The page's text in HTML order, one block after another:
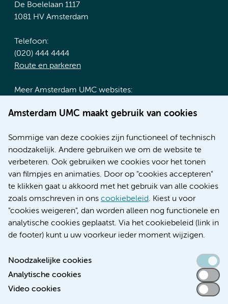
Amsterdam UMC maakt gebruik van cookies
Sommige van deze cookies zijn functioneel of technisch
noodzakelijk. Andere gebruiken we om de website te
verbeteren. Ook gebruiken we cookies voor het tonen
van filmpjes en animaties. Door op "cookies accepteren"
te klikken gaat u akkoord met het gebruik van alle cookies
zoals omschreven in ons cookiebeleid. Kiest u voor
"cookies weigeren", dan worden alleen nog functionele en
analytische cookies geplaatst. Via het cookiebeleid (link in
de footer) kunt u uw voorkeur ieder moment wijzigen.
Noodzakelijke cookies
Analytische cookies
Video cookies
De Boelelaan 1117
1081 HV Amsterdam
Telefoon:
(020) 444 4444
Route en parkeren
Meer Amsterdam UMC websites:
Werken bij Amsterdam UMC
Nieuws
Research
Educatie locatie AMC
Educatie locatie VUmc
Verwijzen & diagnostiek
Toegankelijkheidsverklaring
Responsible disclosure